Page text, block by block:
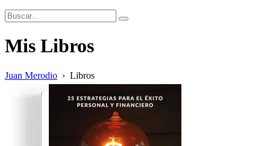
Mis Libros
Juan Merodio › Libros